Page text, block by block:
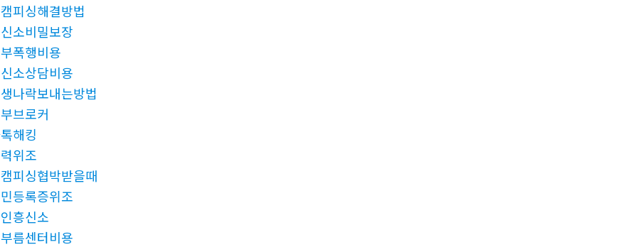
피싱해결방법
소비밀보장
폭행비용
소상담비용
나락보내는방법
브로커
해킹
위조
피싱협박받을때
등록증위조
흥신소
름센터비용